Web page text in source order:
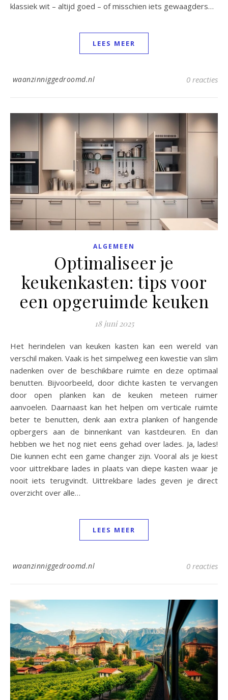
klassiek wit – altijd goed – of misschien iets gewaagders…
LEES MEER
waanzinniggedroomd.nl 0 reacties
ALGEMEEN
Optimaliseer je
keukenkasten: tips voor
een opgeruimde keuken
18 juni 2025
Het herindelen van keuken kasten kan een wereld van
verschil maken. Vaak is het simpelweg een kwestie van slim
nadenken over de beschikbare ruimte en deze optimaal
benutten. Bijvoorbeeld, door dichte kasten te vervangen
door open planken kan de keuken meteen ruimer
aanvoelen. Daarnaast kan het helpen om verticale ruimte
beter te benutten, denk aan extra planken of hangende
opbergers aan de binnenkant van kastdeuren. En dan
hebben we het nog niet eens gehad over lades. Ja, lades!
Die kunnen echt een game changer zijn. Vooral als je kiest
voor uittrekbare lades in plaats van diepe kasten waar je
nooit iets terugvindt. Uittrekbare lades geven je direct
overzicht over alle…
LEES MEER
waanzinniggedroomd.nl 0 reacties